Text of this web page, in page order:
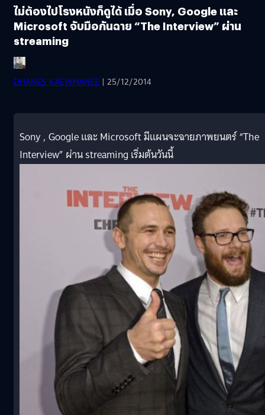
ไม่ต้องไปโรงหนังก็ดูได้ เมื่อ Sony, Google และ
Microsoft จับมือกันฉาย “The Interview” ผ่าน
streaming
DHANES KAEWMANEE | 25/12/2014
Sony , Google และ Microsoft มีแผนจะฉายภาพยนตร์ “The
Interview” ผ่าน streaming เริ่มต้นวันนี้